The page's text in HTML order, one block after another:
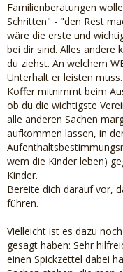
Familienberatungen
Schritten" - "den Rest
wäre die erste und
bei dir sind. Alles andere
du ziehst. An welchem
Unterhalt er leisten
Koffer mitnimmt beim
ob du die wichtigste
alle anderen Sachen
aufkommen lassen, in
wem die Kinder leben)
Kinder.
Bereite dich darauf vor,
führen.
Vielleicht ist es dazu
gesagt haben: Sehr
einen Spickzettel dabei